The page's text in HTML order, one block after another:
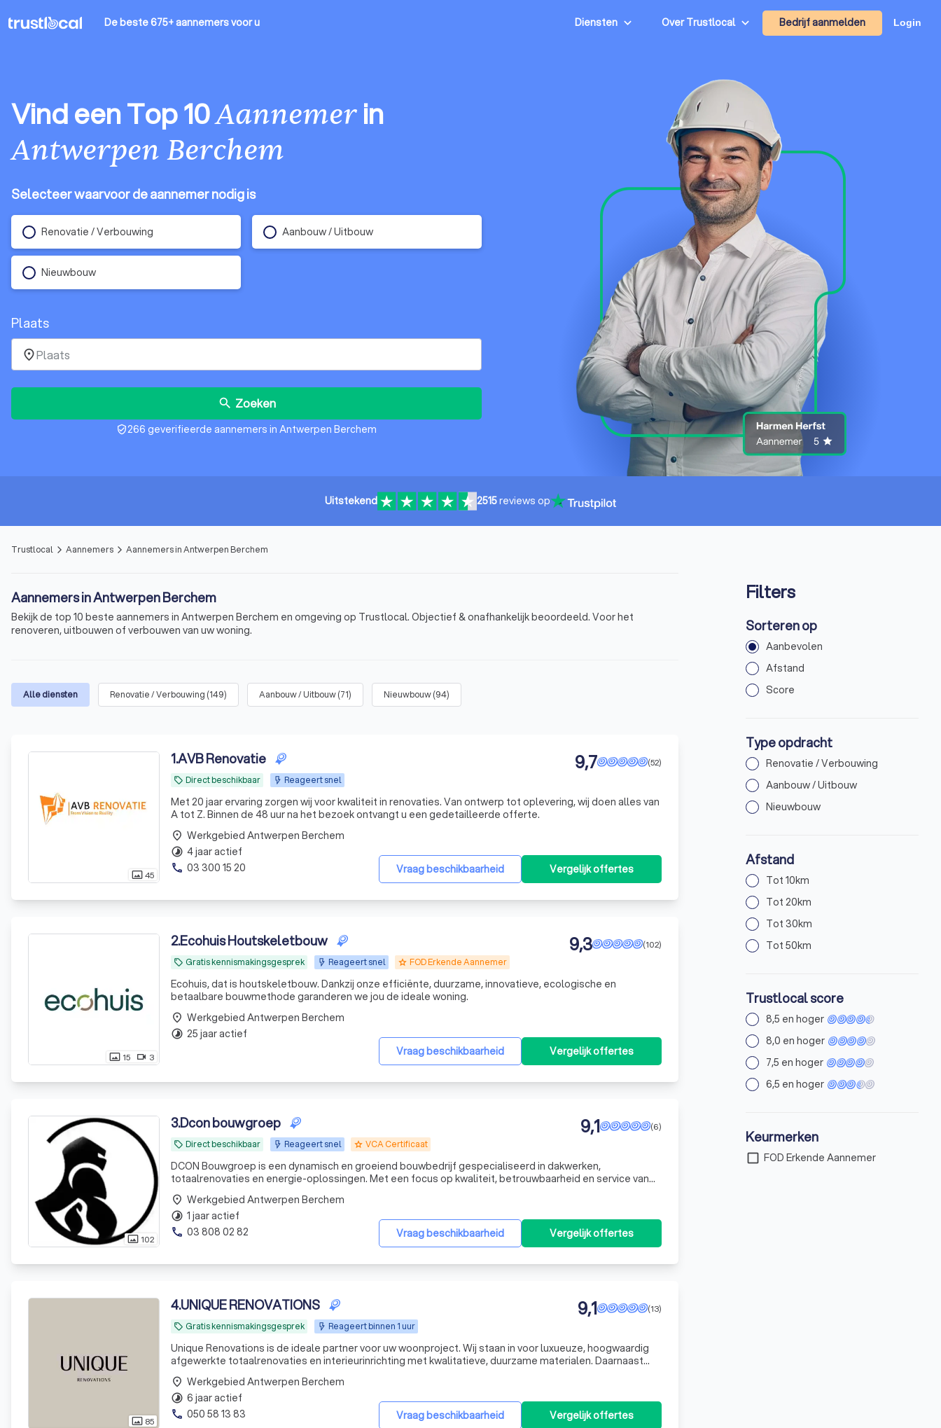
De beste 675+ aannemersvoor u Diensten Over Trustlocal Bedrijf aanmelden Login
Vind een Top 10Aannemerin
Antwerpen Berchem
Selecteer waarvoor de aannemer nodig is
Renovatie / Verbouwing Aanbouw / Uitbouw
Nieuwbouw
Plaats
place
search Zoeken
verified_user266 geverifieerde aannemers in Antwerpen Berchem
Uitstekend 2515reviews op
Trustlocal arrow_forward_ios Aannemers arrow_forward_ios Aannemers in Antwerpen Berchem
Aannemers in Antwerpen Berchem
Bekijk de top 10 beste aannemers in Antwerpen Berchem en omgeving op Trustlocal. Objectief & onafhankelijk beoordeeld. Voor het
renoveren, uitbouwen of verbouwen van uw woning.
Alle diensten Renovatie / Verbouwing (149) Aanbouw / Uitbouw(71) Nieuwbouw(94)
photo_size_select_actual45
1.AVB Renovatie
local_offer Direct beschikbaar Reageert snel
(52)
9,7
Met 20 jaar ervaring zorgen wij voor kwaliteit in renovaties. Van ontwerp tot oplevering, wij doen alles van
A tot Z. Binnen de 48 uur na het bezoek ontvangt u een gedetailleerde offerte.
Vraag beschikbaarheid Vergelijk offertes
place Werkgebied Antwerpen Berchem
timelapse 4 jaar actief
phone 03 300 15 20
photo_size_select_actual 15 videocam 3
2.Ecohuis Houtskeletbouw
local_offer Gratis kennismakingsgesprek Reageert snel grade FOD Erkende Aannemer
(102)
9,3
Ecohuis, dat is houtskeletbouw. Dankzij onze efficiënte, duurzame, innovatieve, ecologische en
betaalbare bouwmethode garanderen we jou de ideale woning.
Vraag beschikbaarheid Vergelijk offertes
place Werkgebied Antwerpen Berchem
timelapse 25 jaar actief
photo_size_select_actual 102
3.Dcon bouwgroep
local_offer Direct beschikbaar Reageert snel grade VCA Certificaat
(6)
9,1
DCON Bouwgroep is een dynamisch en groeiend bouwbedrijf gespecialiseerd in dakwerken,
totaalrenovaties en energie-oplossingen. Met een focus op kwaliteit, betrouwbaarheid en service van
begin tot eind
Vraag beschikbaarheid Vergelijk offertes
place Werkgebied Antwerpen Berchem
timelapse 1 jaar actief
phone 03 808 02 82
photo_size_select_actual 85
4.UNIQUE RENOVATIONS
local_offer Gratis kennismakingsgesprek Reageert binnen 1 uur
(13)
9,1
Unique Renovations is de ideale partner voor uw woonproject. Wij staan in voor luxueuze, hoogwaardig
afgewerkte totaalrenovaties en interieurinrichting met kwalitatieve, duurzame materialen. Daarnaast
Vraag beschikbaarheid Vergelijk offertes
place Werkgebied Antwerpen Berchem
timelapse 6 jaar actief
phone 050 58 13 83
Filters
Sorteren op
Aanbevolen
Afstand
Score
Type opdracht
Renovatie / Verbouwing
Aanbouw / Uitbouw
Nieuwbouw
Afstand
Tot 10km
Tot 20km
Tot 30km
Tot 50km
Trustlocal score
8,5 en hoger
8,0 en hoger
7,5 en hoger
6,5 en hoger
Keurmerken
check_box_outline_blank FOD Erkende Aannemer